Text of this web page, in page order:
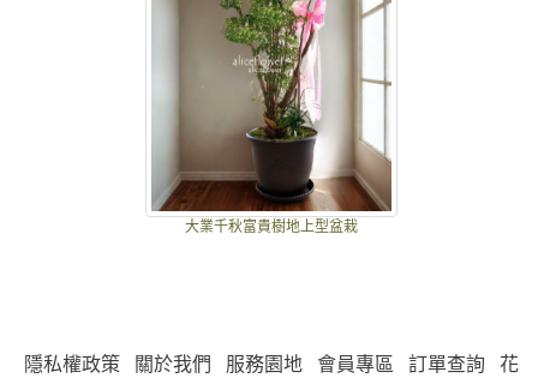
大業千秋富貴樹地上型盆栽
隱私權政策 關於我們 服務園地 會員專區 訂單查詢
花